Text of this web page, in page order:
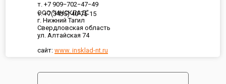
ООО "ИНСКЛАД"
г. Нижний Тагил
Свердловская область
ул. Алтайская 74
сайт: www. insklad-nt.ru
т. +7 909−702−47−49
т. +7(3435) 40-75-15